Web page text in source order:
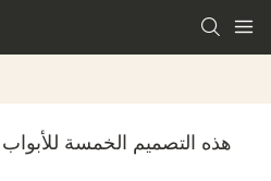
هذه التصميم الخمسة